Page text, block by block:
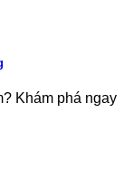
Khám phá ngay